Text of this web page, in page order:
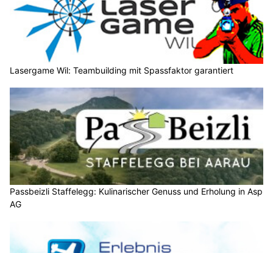
Lasergame Wil: Teambuilding mit Spassfaktor garantiert
Passbeizli Staffelegg: Kulinarischer Genuss und Erholung in Asp
AG